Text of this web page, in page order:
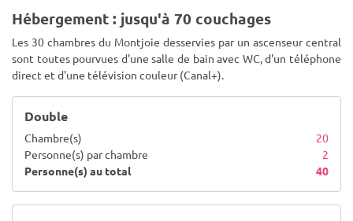
Hébergement : jusqu'à 70 couchages
Les 30 chambres du Montjoie desservies par un ascenseur central
sont toutes pourvues d'une salle de bain avec WC, d'un téléphone
direct et d'une télévision couleur (Canal+).
Double
Chambre(s)
20
Personne(s) par chambre
2
Personne(s) au total
40